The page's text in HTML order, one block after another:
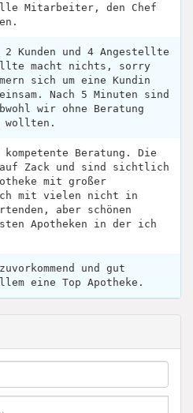
Mitarbeiter, den Chef
Kunden und 4 Angestellte
macht nichts, sorry
sich um eine Kundin
Nach 5 Minuten sind
wir ohne Beratung
wollten.
kompetente Beratung. Die
Zack und sind sichtlich
mit großer
mit vielen nicht in
aber schönen
Apotheken in der ich
und gut
eine Top Apotheke.